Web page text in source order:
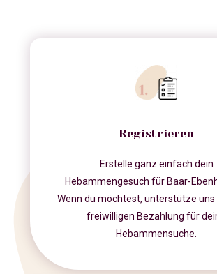
Registrieren
Erstelle ganz einfach dein
Hebammengesuch für Baar-
Wenn du möchtest, unterstütze
freiwilligen Bezahlung für
Hebammensuche.